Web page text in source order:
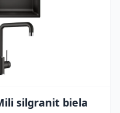
silgranit biela